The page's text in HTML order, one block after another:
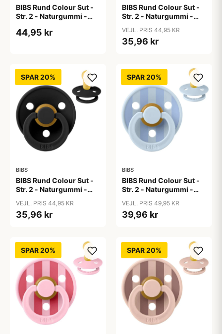
BIBS Rund Colour Sut -
Str. 2 - Naturgummi -
44,95 kr
BIBS Rund Colour Sut -
Str. 2 - Naturgummi -
VEJL. PRIS 44,95 KR
35,96 kr
SPAR 20%
BIBS
BIBS Rund Colour Sut -
Str. 2 - Naturgummi -
VEJL. PRIS 44,95 KR
35,96 kr
SPAR 20%
BIBS
BIBS Rund Colour Sut -
Str. 2 - Naturgummi -
Blue/Dusty Blue
VEJL. PRIS 49,95 KR
39,96 kr
SPAR 20% SPAR 20%